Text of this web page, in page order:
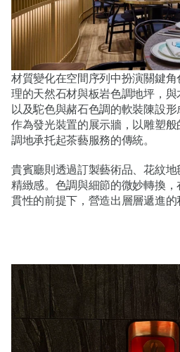
材質變化在空間序列中扮演關鍵
理的天然石材與板岩色調地坪，與
以及駝色與赭石色調的軟裝陳設
作為發光裝置的展示牆，以雕塑
調地承托起茶藝服務的傳統。
貴賓廳則透過訂製藝術品、花紋
精緻感。色調與細節的微妙轉換
貫性的前提下，營造出層層遞進的